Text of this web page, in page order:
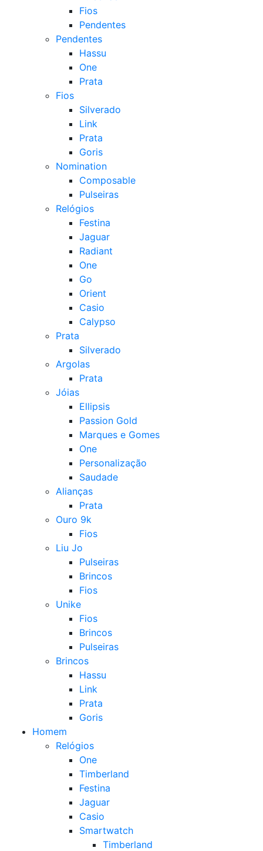
Fios
Pendentes
Pendentes
Hassu
One
Prata
Fios
Silverado
Link
Prata
Goris
Nomination
Composable
Pulseiras
Relógios
Festina
Jaguar
Radiant
One
Go
Orient
Casio
Calypso
Prata
Silverado
Argolas
Prata
Jóias
Ellipsis
Passion Gold
Marques e Gomes
One
Personalização
Saudade
Alianças
Prata
Ouro 9k
Fios
Liu Jo
Pulseiras
Brincos
Fios
Unike
Fios
Brincos
Pulseiras
Brincos
Hassu
Link
Prata
Goris
Homem
Relógios
One
Timberland
Festina
Jaguar
Casio
Smartwatch
Timberland